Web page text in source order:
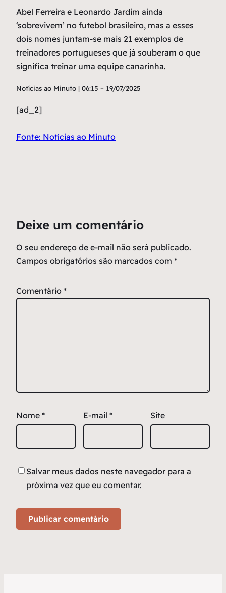
Abel Ferreira e Leonardo Jardim ainda
‘sobrevivem’ no futebol brasileiro, mas a esses
dois nomes juntam-se mais 21 exemplos de
treinadores portugueses que já souberam o que
significa treinar uma equipe canarinha.
Notícias ao Minuto | 06:15 – 19/07/2025
[ad_2]
Fonte: Notícias ao Minuto
Deixe um comentário
O seu endereço de e-mail não será publicado.
Campos obrigatórios são marcados com *
Comentário *
Nome * E-mail * Site
Salvar meus dados neste navegador para a
próxima vez que eu comentar.